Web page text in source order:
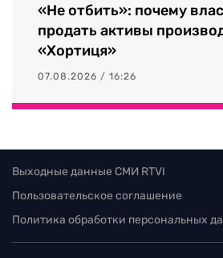
«Не отбить»: почему
продать активы
«Хортиця»
07.08.2026 / 16:26
Выходные данные СМИ RTVI
Пользовательское соглашение
Политика обработки персональных